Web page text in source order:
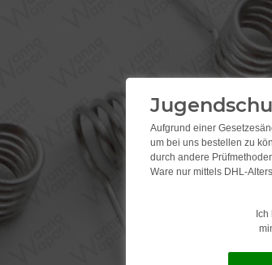
Aufgrund einer
um bei uns bestellen zu
durch andere
Ware nur mittels DHL-
Ich